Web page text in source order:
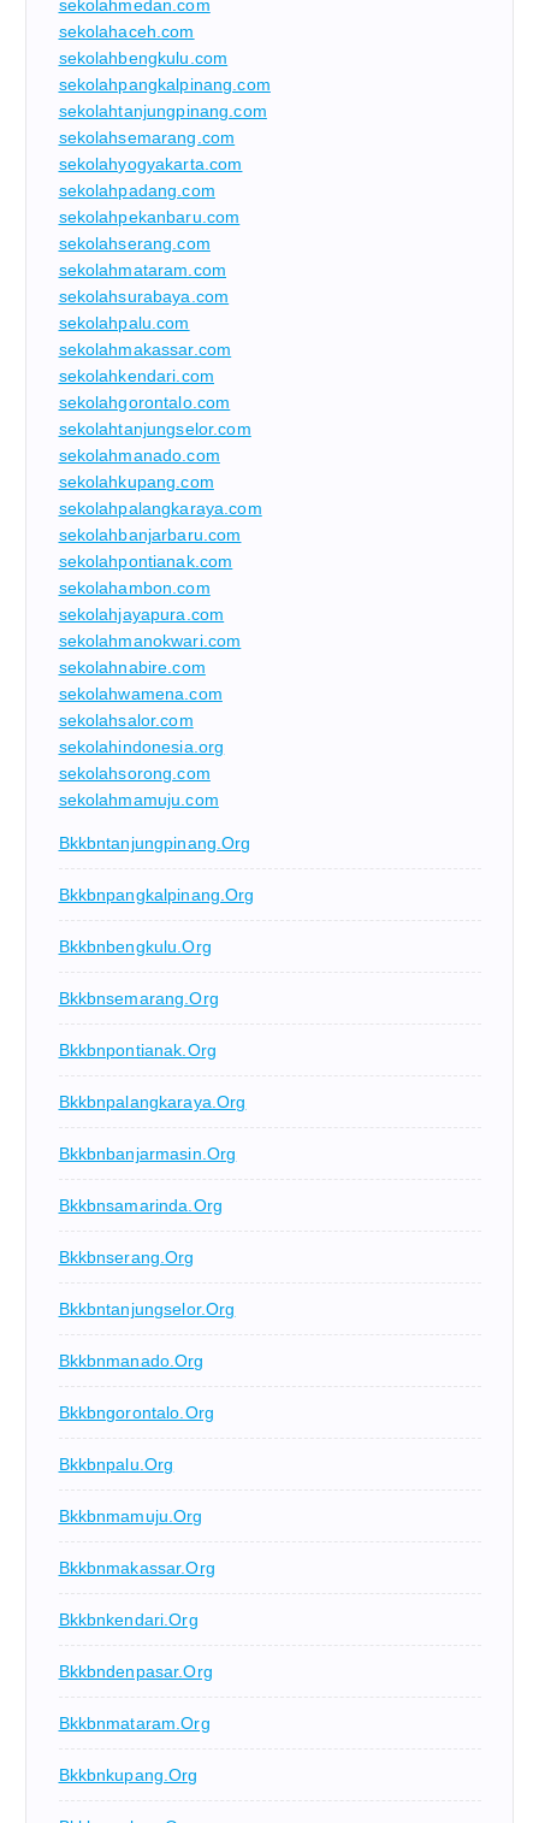
sekolahmedan.com
sekolahaceh.com
sekolahbengkulu.com
sekolahpangkalpinang.com
sekolahtanjungpinang.com
sekolahsemarang.com
sekolahyogyakarta.com
sekolahpadang.com
sekolahpekanbaru.com
sekolahserang.com
sekolahmataram.com
sekolahsurabaya.com
sekolahpalu.com
sekolahmakassar.com
sekolahkendari.com
sekolahgorontalo.com
sekolahtanjungselor.com
sekolahmanado.com
sekolahkupang.com
sekolahpalangkaraya.com
sekolahbanjarbaru.com
sekolahpontianak.com
sekolahambon.com
sekolahjayapura.com
sekolahmanokwari.com
sekolahnabire.com
sekolahwamena.com
sekolahsalor.com
sekolahindonesia.org
sekolahsorong.com
sekolahmamuju.com
Bkkbntanjungpinang.org
Bkkbnpangkalpinang.org
Bkkbnbengkulu.org
Bkkbnsemarang.org
Bkkbnpontianak.org
Bkkbnpalangkaraya.org
Bkkbnbanjarmasin.org
Bkkbnsamarinda.org
Bkkbnserang.org
Bkkbntanjungselor.org
Bkkbnmanado.org
Bkkbngorontalo.org
Bkkbnpalu.org
Bkkbnmamuju.org
Bkkbnmakassar.org
Bkkbnkendari.org
Bkkbndenpasar.org
Bkkbnmataram.org
Bkkbnkupang.org